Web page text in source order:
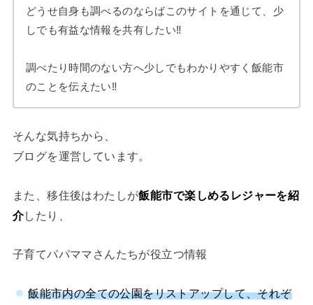
どうせ自身も調べるのならばこのサイトを通じて、少
しでも有益な情報を共有したい‼
調べたり時間のない方へ少しでもわかりやすく飯能市
のことを伝えたい‼
そんな気持ちから、
ブログを運営しています。
また、移住後はわたしが飯能市で楽しめるレジャーを紹
介したり、
子育てパパママさんたちが役立つ情報
飯能市内の全ての公園をリストアップして、それぞ